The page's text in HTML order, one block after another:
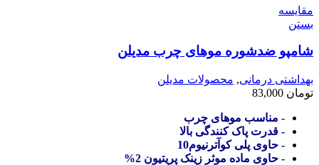
مقایسه
بستن
شامپو ضدشوره موهای چرب مدیلن
بهداشتی درمانی, محصولات مدیلن
تومان
- مناسب موهای چرب
- قدرت پاک کنندگی بالا
- حاوی پلی کوآترنیوم10
- حاوی ماده موثر زینک پریتیون 2%